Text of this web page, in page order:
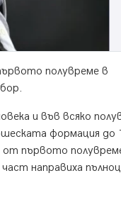
полувреме в
и във всяко
формация до
първото
направиха